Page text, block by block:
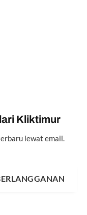
Kliktimur
lewat email.